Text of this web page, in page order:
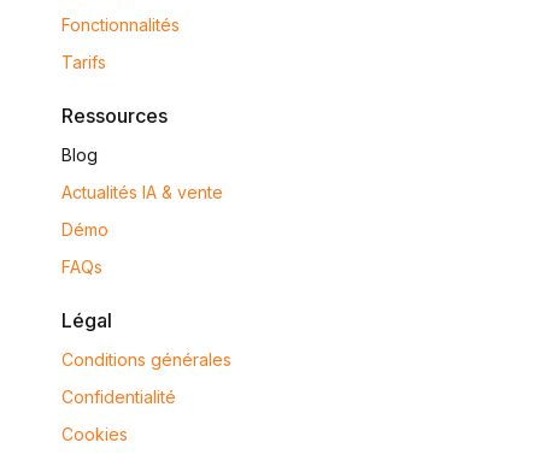
Fonctionnalités
Tarifs
Ressources
Blog
Actualités IA & vente
Démo
FAQs
Légal
Conditions générales
Confidentialité
Cookies